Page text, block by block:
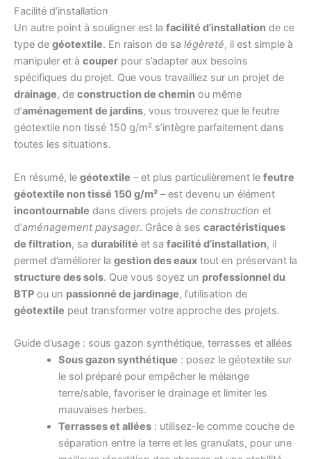
Facilité d’installation
Un autre point à souligner est la facilité d’installation de ce
type de géotextile. En raison de sa légèreté, il est simple à
manipuler et à couper pour s’adapter aux besoins
spécifiques du projet. Que vous travailliez sur un projet de
drainage, de construction de chemin ou même
d’aménagement de jardins, vous trouverez que le feutre
géotextile non tissé 150 g/m² s’intègre parfaitement dans
toutes les situations.
En résumé, le géotextile – et plus particulièrement le feutre
géotextile non tissé 150 g/m² – est devenu un élément
incontournable dans divers projets de construction et
d’aménagement paysager. Grâce à ses caractéristiques
de filtration, sa durabilité et sa facilité d’installation, il
permet d’améliorer la gestion des eaux tout en préservant la
structure des sols. Que vous soyez un professionnel du
BTP ou un passionné de jardinage, l’utilisation de
géotextile peut transformer votre approche des projets.
Guide d’usage : sous gazon synthétique, terrasses et allées
Sous gazon synthétique : posez le géotextile sur
le sol préparé pour empêcher le mélange
terre/sable, favoriser le drainage et limiter les
mauvaises herbes.
Terrasses et allées: utilisez-le comme couche de
séparation entre la terre et les granulats, pour une